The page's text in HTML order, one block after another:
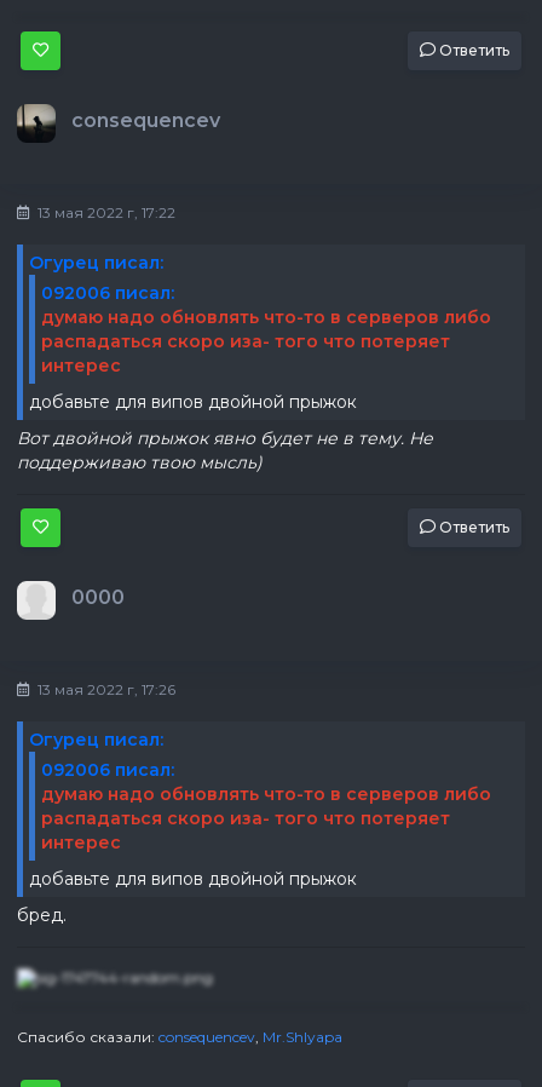
Ответить
consequencev
13 мая 2022 г, 17:22
Огурец писал:
092006 писал:
думаю надо обновлять что-то в серверов либо
распадаться скоро иза- того что потеряет
интерес
добавьте для випов двойной прыжок
Вот двойной прыжок явно будет не в тему. Не
поддерживаю твою мысль)
Ответить
0000
13 мая 2022 г, 17:26
Огурец писал:
092006 писал:
думаю надо обновлять что-то в серверов либо
распадаться скоро иза- того что потеряет
интерес
добавьте для випов двойной прыжок
бред.
Спасибо сказали: consequencev Mr.Shlyapa